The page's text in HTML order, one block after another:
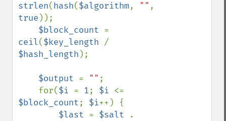
strlen(hash($algorithm, ""
true ));
$block_count
ceil($key_length
$hash_length );
$output = "" ;
    for(
$i = 1; $i
$block_count; $i++) {
$last = $salt